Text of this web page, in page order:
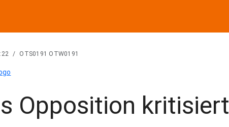
/ OTS0191 OTW0191
Opposition kritisiert